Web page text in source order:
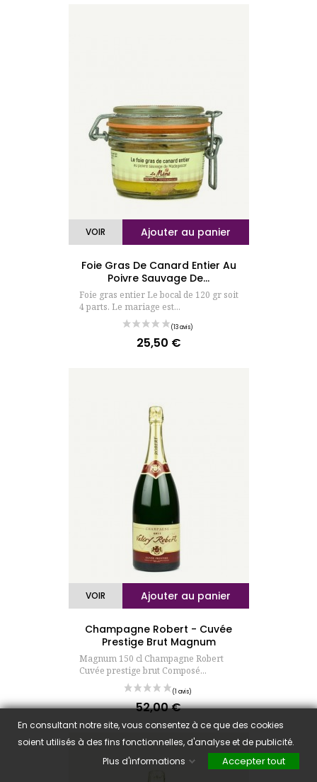
Ajouter au panier
VOIR
Foie Gras De Canard Entier Au
Poivre Sauvage De...
Foie gras entier Le bocal de 120 gr soit
4 parts. Le mariage est...
Prix
25,50 €
Ajouter au panier
VOIR
Champagne Robert - Cuvée
Prestige Brut Magnum
Magnum 150 cl Champagne Robert
Cuvée prestige brut Composé...
Prix
52,00 €
En consultant notre site, vous consentez à ce que des cookies
soient utilisés à des fins fonctionnelles, d'analyse et de publicité.
Plus d'informations
Accepter tout